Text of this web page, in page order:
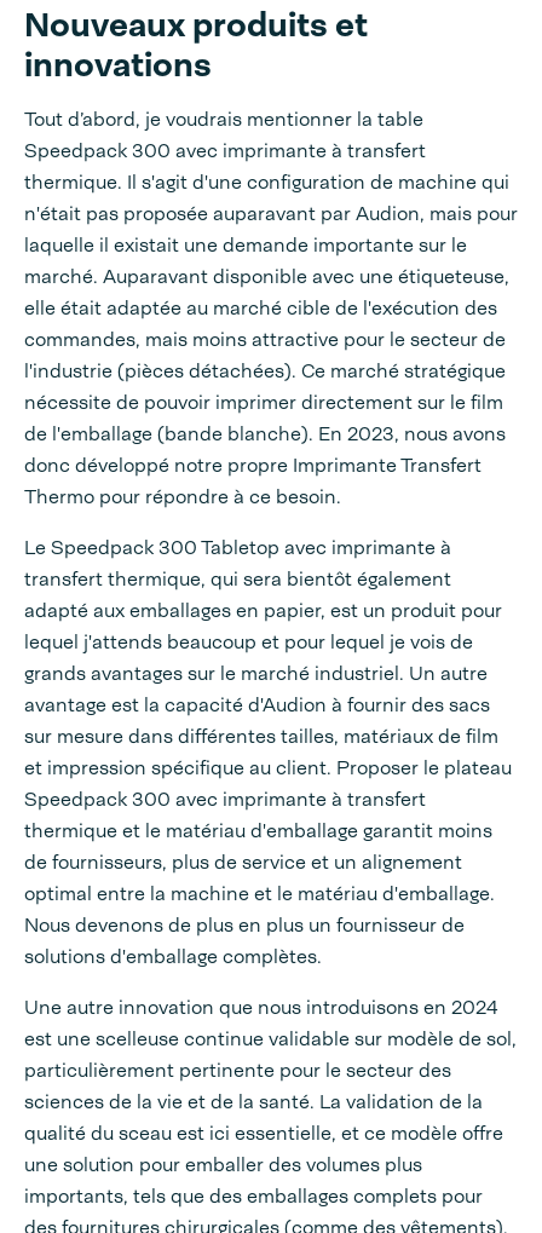
Nouveaux produits et
innovations
Tout d’abord, je voudrais mentionner la table
Speedpack 300 avec imprimante à transfert
thermique. Il s'agit d'une configuration de machine qui
n'était pas proposée auparavant par Audion, mais pour
laquelle il existait une demande importante sur le
marché. Auparavant disponible avec une étiqueteuse,
elle était adaptée au marché cible de l'exécution des
commandes, mais moins attractive pour le secteur de
l'industrie (pièces détachées). Ce marché stratégique
nécessite de pouvoir imprimer directement sur le film
de l'emballage (bande blanche). En 2023, nous avons
donc développé notre propre Imprimante Transfert
Thermo pour répondre à ce besoin.
Le Speedpack 300 Tabletop avec imprimante à
transfert thermique, qui sera bientôt également
adapté aux emballages en papier, est un produit pour
lequel j'attends beaucoup et pour lequel je vois de
grands avantages sur le marché industriel. Un autre
avantage est la capacité d'Audion à fournir des sacs
sur mesure dans différentes tailles, matériaux de film
et impression spécifique au client. Proposer le plateau
Speedpack 300 avec imprimante à transfert
thermique et le matériau d'emballage garantit moins
de fournisseurs, plus de service et un alignement
optimal entre la machine et le matériau d'emballage.
Nous devenons de plus en plus un fournisseur de
solutions d'emballage complètes.
Une autre innovation que nous introduisons en 2024
est une scelleuse continue validable sur modèle de sol,
particulièrement pertinente pour le secteur des
sciences de la vie et de la santé. La validation de la
qualité du sceau est ici essentielle, et ce modèle offre
une solution pour emballer des volumes plus
importants, tels que des emballages complets pour
des fournitures chirurgicales (comme des vêtements).